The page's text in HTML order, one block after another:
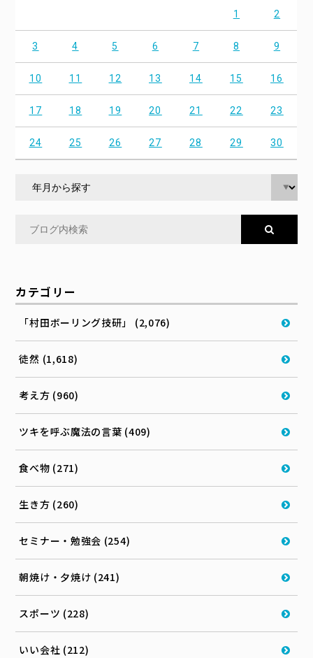
1 2
3 4 5 6 7 8 9
10 11 12 13 14 15 16
17 18 19 20 21 22 23
24 25 26 27 28 29 30
カテゴリー
「村田ボーリング技研」 (2,076)
徒然 (1,618)
考え方 (960)
ツキを呼ぶ魔法の言葉 (409)
食べ物 (271)
生き方 (260)
セミナー・勉強会 (254)
朝焼け・夕焼け (241)
スポーツ (228)
いい会社 (212)